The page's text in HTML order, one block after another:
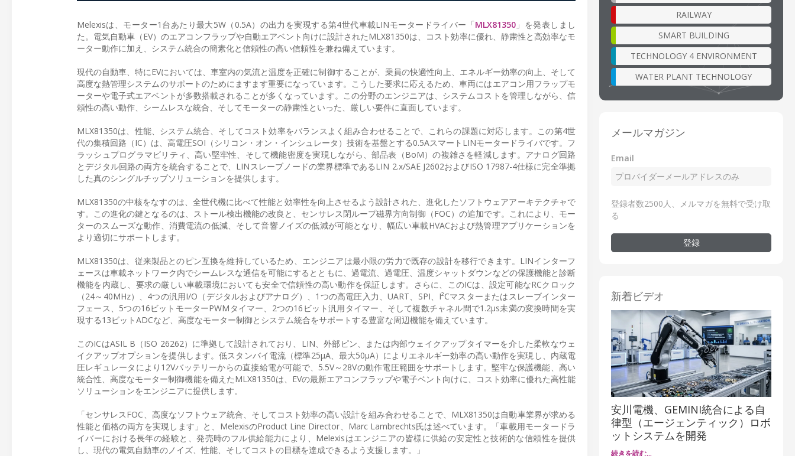
Melexisは、モーター1台あたり最大5W（0.5A）の出力を実現する第4世代車載LINモータードライバー「MLX81350 」を発表しまし
た。電気自動車（EV）のエアコンフラップや自動エアベント向けに設計されたMLX81350は、コスト効率に優れ、静粛性と高効率なモ
ーター動作に加え、システム統合の簡素化と信頼性の高い信頼性を兼ね備えています。
現代の自動車、特にEVにおいては、車室内の気流と温度を正確に制御することが、乗員の快適性向上、エネルギー効率の向上、そして
高度な熱管理システムのサポートのためにますます重要になっています。こうした要求に応えるため、車両にはエアコン用フラップモ
ーターや電子式エアベントが多数搭載されることが多くなっています。この分野のエンジニアは、システムコストを管理しながら、信
頼性の高い動作、シームレスな統合、そしてモーターの静粛性といった、厳しい要件に直面しています。
MLX81350は、性能、システム統合、そしてコスト効率をバランスよく組み合わせることで、これらの課題に対応します。この第4世
代の集積回路（IC）は、高電圧SOI（シリコン・オン・インシュレータ）技術を基盤とする0.5AスマートLINモータードライバです。フ
ラッシュプログラマビリティ、高い堅牢性、そして機能密度を実現しながら、部品表（BoM）の複雑さを軽減します。アナログ回路
とデジタル回路の両方を統合することで、LINスレーブノードの業界標準であるLIN 2.x/SAE J2602およびISO 17987-4仕様に完全準拠
した真のシングルチップソリューションを提供します。
MLX81350の中核をなすのは、全世代機に比べて性能と効率性を向上させるよう設計された、進化したソフトウェアアーキテクチャで
す。この進化の鍵となるのは、ストール検出機能の改良と、センサレス閉ループ磁界方向制御（FOC）の追加です。これにより、モー
ターのスムーズな動作、消費電流の低減、そして音響ノイズの低減が可能となり、幅広い車載HVACおよび熱管理アプリケーションを
より適切にサポートします。
MLX81350は、従来製品とのピン互換を維持しているため、エンジニアは最小限の労力で既存の設計を移行できます。LINインターフ
ェースは車載ネットワーク内でシームレスな通信を可能にするとともに、過電流、過電圧、温度シャットダウンなどの保護機能と診断
機能を内蔵し、要求の厳しい車載環境においても安全で信頼性の高い動作を保証します。さらに、このICは、設定可能なRCクロック
（24～40MHz）、4つの汎用I/O（デジタルおよびアナログ）、1つの高電圧入力、UART、SPI、I²Cマスターまたはスレーブインター
フェース、5つの16ビットモーターPWMタイマー、2つの16ビット汎用タイマー、そして複数チャネル間で1.2µs未満の変換時間を実
現する13ビットADCなど、高度なモーター制御とシステム統合をサポートする豊富な周辺機能を備えています。
このICはASIL B（ISO 26262）に準拠して設計されており、LIN、外部ピン、または内部ウェイクアップタイマーを介した柔軟なウェ
イクアップオプションを提供します。低スタンバイ電流（標準25µA、最大50µA）によりエネルギー効率の高い動作を実現し、内蔵電
圧レギュレータにより12Vバッテリーからの直接給電が可能で、5.5V～28Vの動作電圧範囲をサポートします。堅牢な保護機能、高い
統合性、高度なモーター制御機能を備えたMLX81350は、EVの最新エアコンフラップや電子ベント向けに、コスト効率に優れた高性能
ソリューションをエンジニアに提供します。
「センサレスFOC、高度なソフトウェア統合、そしてコスト効率の高い設計を組み合わせることで、MLX81350は自動車業界が求める
性能と価格の両方を実現します」と、MelexisのProduct Line Director、Marc Lambrechts氏は述べています。「車載用モータードラ
イバーにおける長年の経験と、発売時のフル供給能力により、Melexisはエンジニアの皆様に供給の安定性と技術的な信頼性を提供
し、現代の電気自動車のノイズ、性能、そしてコストの目標を達成できるよう支援します。」
RAILWAY
SMART BUILDING
TECHNOLOGY 4 ENVIRONMENT
WATER PLANT TECHNOLOGY
メールマガジン
Email
登録者数2500人、メルマガを無料で受け取
る
登録
新着ビデオ
安川電機、GEMINI統合による自
律型（エージェンティック）ロボ
ットシステムを開発
続きを読む…